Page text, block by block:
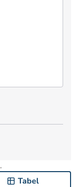
.
Tabel